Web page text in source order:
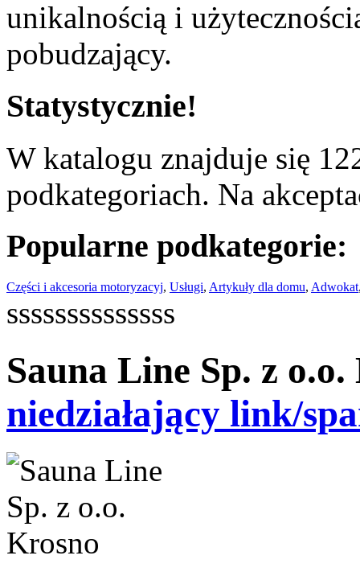
unikalnością i
pobudzający.
Statystycznie!
W katalogu znajduje się
podkategoriach. Na
Popularne podkategorie:
Części i akcesoria motoryzacyj, Usługi, Artykuły dla domu, Adwokat
ssssssssssssss
Sauna Line Sp. z
niedziałający link/